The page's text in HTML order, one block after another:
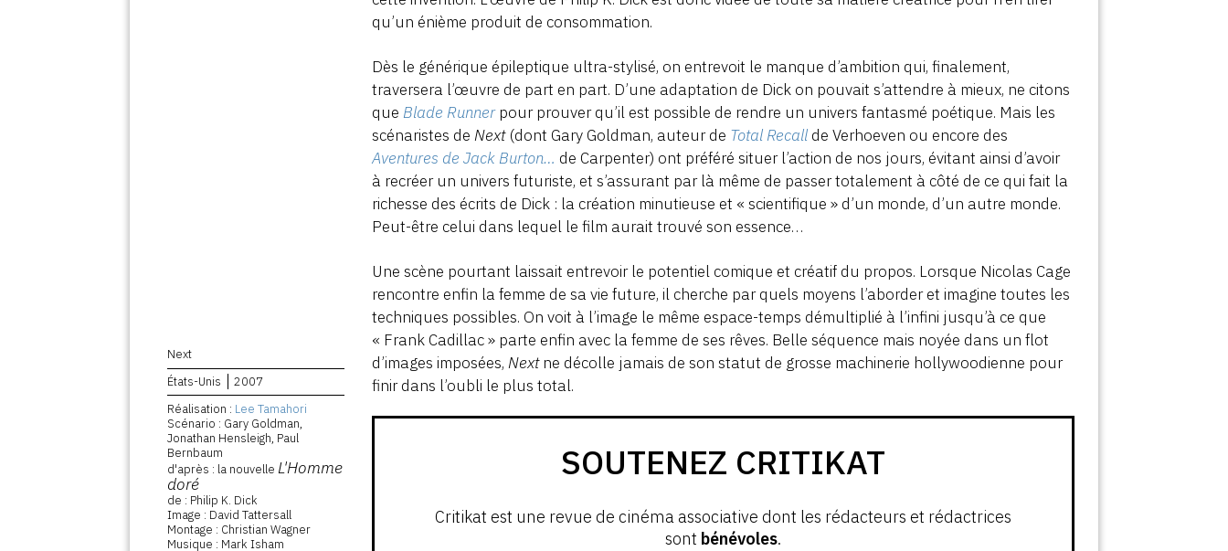
Next
États-Unis
2007
Réalisation : Lee Tamahori
Scénario : Gary Goldman,
Jonathan Hensleigh, Paul
Bernbaum
d'après : la nouvelleL'Homme
doré
de : Philip K. Dick
Image : David Tattersall
Montage : Christian Wagner
Musique : Mark Isham
qu’un énième produit de consommation.
Dès le générique épileptique ultra-stylisé, on entrevoit le manque d’ambition qui, finalement,
traversera l’œuvre de part en part. D’une adaptation de Dick on pouvait s’attendre à mieux, ne citons
queBlade Runnerpour prouver qu’il est possible de rendre un univers fantasmé poétique. Mais les
scénaristes deNext(dont Gary Goldman, auteur de Total Recall de Verhoeven ou encore des
Aventures de Jack Burton… de Carpenter) ont préféré situer l’action de nos jours, évitant ainsi d’avoir
à recréer un univers futuriste, et s’assurant par là même de passer totalement à côté de ce qui fait la
richesse des écrits de Dick : la création minutieuse et « scientifique » d’un monde, d’un autre monde.
Peut-être celui dans lequel le film aurait trouvé son essence…
Une scène pourtant laissait entrevoir le potentiel comique et créatif du propos. Lorsque Nicolas Cage
rencontre enfin la femme de sa vie future, il cherche par quels moyens l’aborder et imagine toutes les
techniques possibles. On voit à l’image le même espace-temps démultiplié à l’infini jusqu’à ce que
« Frank Cadillac » parte enfin avec la femme de ses rêves. Belle séquence mais noyée dans un flot
d’images imposées,Nextne décolle jamais de son statut de grosse machinerie hollywoodienne pour
finir dans l’oubli le plus total.
SOUTENEZ CRITIKAT
Critikat est une revue de cinéma associative dont les rédacteurs et rédactrices
sont bénévoles.